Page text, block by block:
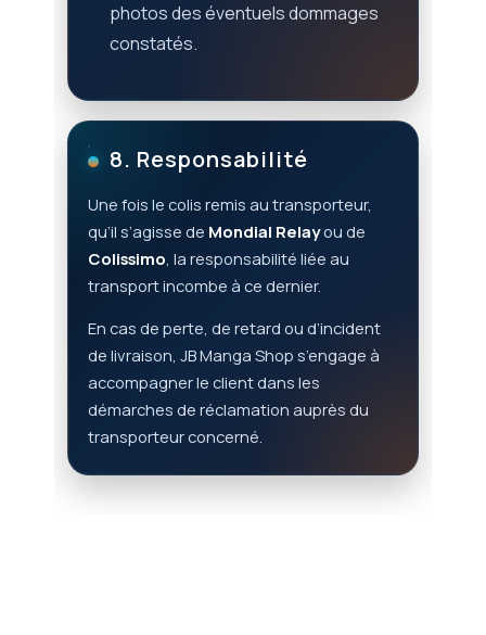
photos des éventuels dommages
constatés.
8. Responsabilité
Une fois le colis remis au transporteur,
qu’il s’agisse de Mondial Relayou de
Colissimo, la responsabilité liée au
transport incombe à ce dernier.
En cas de perte, de retard ou d’incident
de livraison, JB Manga Shop s’engage à
accompagner le client dans les
démarches de réclamation auprès du
transporteur concerné.